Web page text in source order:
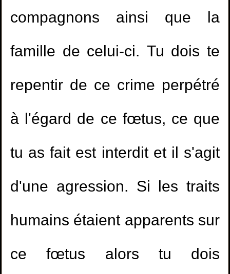
compagnons ainsi que la
famille de celui-ci. Tu dois te
repentir de ce crime perpétré
à l'égard de ce fœtus, ce que
tu as fait est interdit et il s'agit
d'une agression. Si les traits
humains étaient apparents sur
ce fœtus alors tu dois